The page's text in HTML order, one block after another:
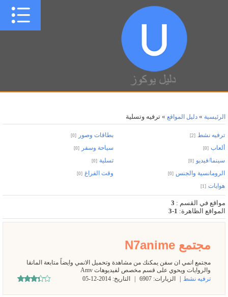
الرئيسية » دليل المواقع » ترفيه وتسلية
ترفيه نشط [2] بطاقات وصور [0]
ألعاب [0] سياحة وسفر [0]
سينما/فيديو [0] تسلية [0]
الرومانسية والجنس [0] وقت الفراغ [0]
هوايات [1]
مواقع في القسم :
3
المواقع الظاهرة:
1-3
مجتمع N7anime
مجتمع انمي ان سفن يمكنك من مشاهدة وتحميل الانمي وايضاً متابعة المانقا
والروايات ويحوي على قسم مخصص لفيديوهات Amv
ترفيه نشط
الزيارات: 6907 التاريخ: 2014-12-05